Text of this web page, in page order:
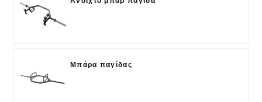
Μπάρα παγίδας